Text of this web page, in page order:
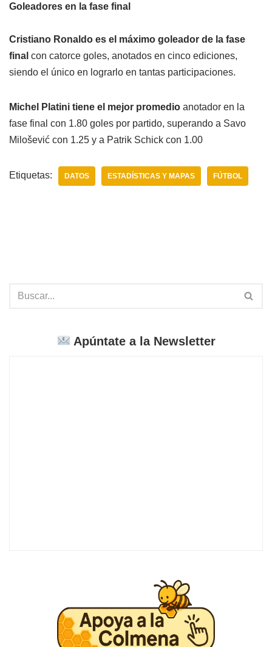
Goleadores en la fase final
Cristiano Ronaldo es el máximo goleador de la fase
final con catorce goles, anotados en cinco ediciones,
siendo el único en lograrlo en tantas participaciones.
Michel Platini tiene el mejor promedio anotador en la
fase final con 1.80 goles por partido, superando a Savo
Milošević con 1.25 y a Patrik Schick con 1.00
Etiquetas: DATOS ESTADÍSTICAS Y MAPAS FÚTBOL
Apúntate a la Newsletter